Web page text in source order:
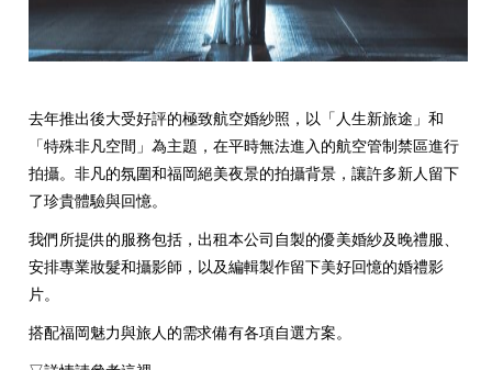
去年推出後大受好評的極致航空婚紗照，以「人生新旅途」和
「特殊非凡空間」為主題，在平時無法進入的航空管制禁區進行
拍攝。非凡的氛圍和福岡絕美夜景的拍攝背景，讓許多新人留下
了珍貴體驗與回憶。
我們所提供的服務包括，出租本公司自製的優美婚紗及晚禮服、
安排專業妝髮和攝影師，以及編輯製作留下美好回憶的婚禮影
片。
搭配福岡魅力與旅人的需求備有各項自選方案。